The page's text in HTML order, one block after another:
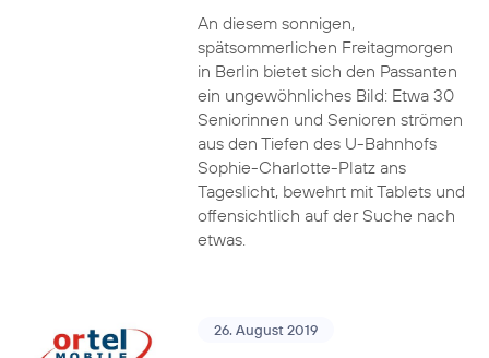
An diesem sonnigen,
spätsommerlichen Freitagmorgen
in Berlin bietet sich den Passanten
ein ungewöhnliches Bild: Etwa 30
Seniorinnen und Senioren strömen
aus den Tiefen des U-Bahnhofs
Sophie-Charlotte-Platz ans
Tageslicht, bewehrt mit Tablets und
offensichtlich auf der Suche nach
etwas.
26. August 2019